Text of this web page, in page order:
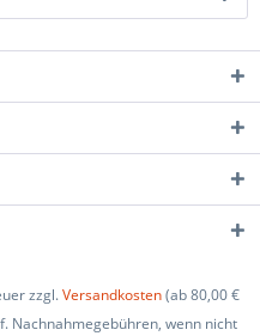
zzgl.Versandkosten(ab 80,00 €
Nachnahmegebühren, wenn nicht